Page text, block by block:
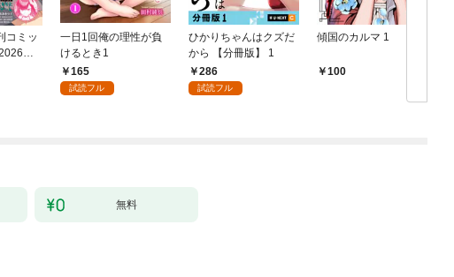
コミッ
年9
一日1回俺の理性が負
けるとき1
165
試読フル
ひかりちゃんはクズだ
から 【分冊版】 1
286
試読フル
傾国のカルマ 1
100
無料